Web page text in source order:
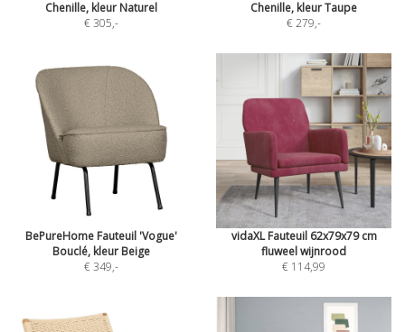
Chenille, kleur Naturel
€ 305,-
Chenille, kleur Taupe
€ 279,-
BePureHome Fauteuil 'Vogue'
Bouclé, kleur Beige
€ 349,-
vidaXL Fauteuil 62x79x79 cm
fluweel wijnrood
€ 114,99